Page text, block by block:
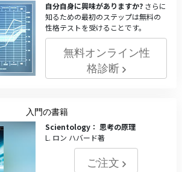
自分自身に興味がありますか? さらに
知るための最初のステップは無料の
性格テストを受けることです。
無料オンライン性
格診断
入門の書籍
Scientology： 思考の原理
L. ロン ハバード著
ご注文